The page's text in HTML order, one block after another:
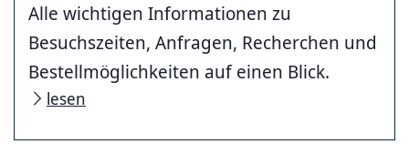
Alle wichtigen Informationen zu
Besuchszeiten, Anfragen, Recherchen und
Bestellmöglichkeiten auf einen Blick.
lesen